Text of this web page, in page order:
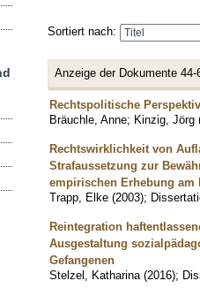
Sortiert nach:
Anzeige der Dokumente 44-
Rechtspolitische
Bräuchle, Anne; Kinzig, Jörg
Rechtswirklichkeit von
Strafaussetzung zur
empirischen Erhebung
Trapp, Elke (2003);
Reintegration
Ausgestaltung
Gefangenen
Stelzel, Katharina (2016);